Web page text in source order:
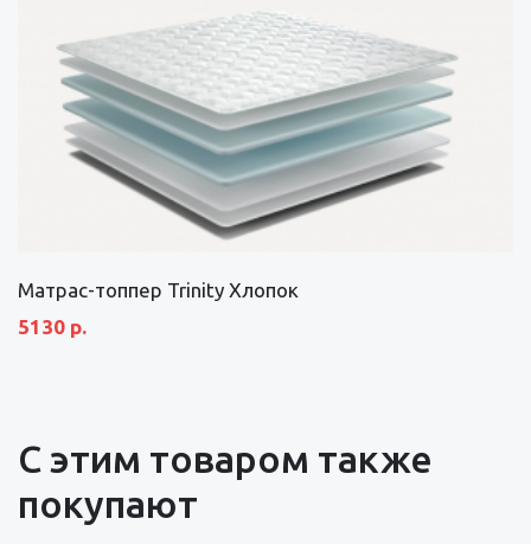
Матрас-топпер Trinity Хлопок
5130 р.
С этим товаром также
покупают